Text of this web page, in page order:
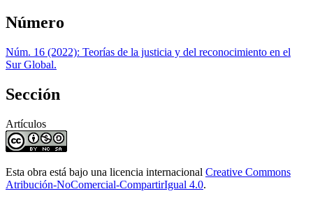
Número
Núm. 16 (2022): Teorías de la justicia y del reconocimiento en el
Sur Global.
Sección
Artículos
Esta obra está bajo una licencia internacional Creative Commons
Atribución-NoComercial-CompartirIgual 4.0.